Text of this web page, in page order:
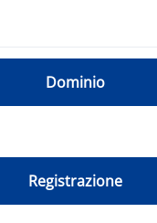
Dominio
Registrazione